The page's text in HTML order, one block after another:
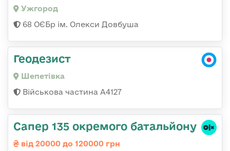
Ужгород
68 ОЄБр ім. Олекси Довбуша
Геодезист
Шепетівка
Військова частина А4127
Сапер 135 окремого батальйону
від 20000 до 120000 грн